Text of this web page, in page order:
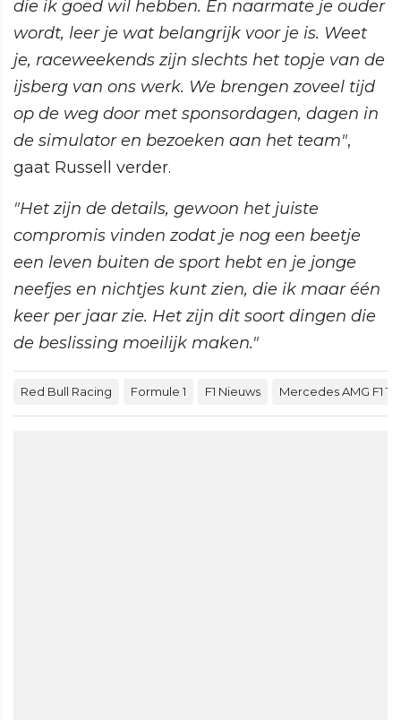
die ik goed wil hebben. En naarmate je ouder
wordt, leer je wat belangrijk voor je is. Weet
je, raceweekends zijn slechts het topje van de
ijsberg van ons werk. We brengen zoveel tijd
op de weg door met sponsordagen, dagen in
de simulator en bezoeken aan het team",
gaat Russell verder.
"Het zijn de details, gewoon het juiste
compromis vinden zodat je nog een beetje
een leven buiten de sport hebt en je jonge
neefjes en nichtjes kunt zien, die ik maar één
keer per jaar zie. Het zijn dit soort dingen die
de beslissing moeilijk maken."
Red Bull Racing Formule 1 F1 Nieuws Mercedes AMG F1